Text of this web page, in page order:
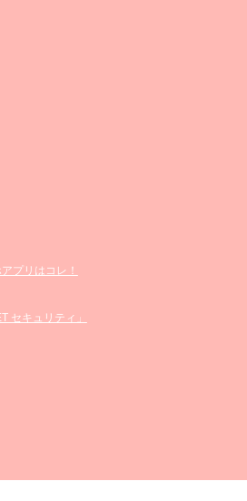
プリはコレ！
セキュリティ」